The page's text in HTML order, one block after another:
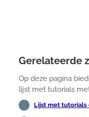
Gerelateerde
Op deze pagina
lijst met tutorials
Lijst met tutorials